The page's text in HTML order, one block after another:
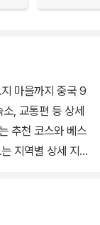
마을까지 중국 9
, 교통편 등 상세
추천 코스와 베스
지역별 상세 지도